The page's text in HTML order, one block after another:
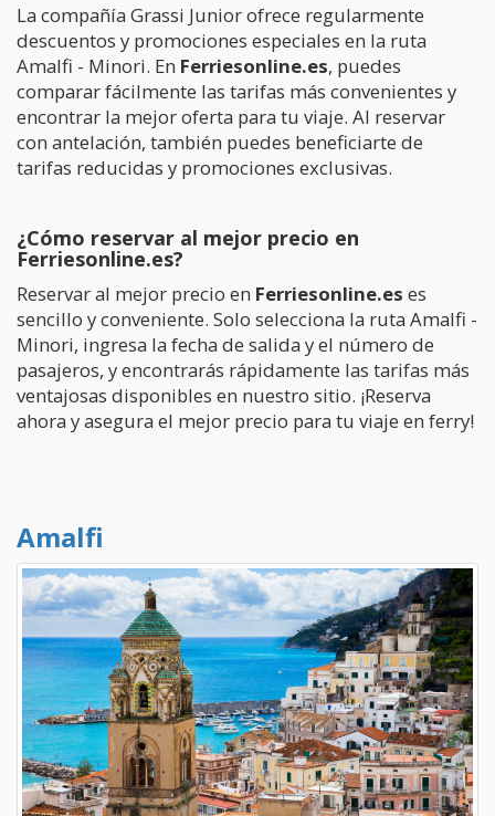
La compañía Grassi Junior ofrece regularmente
descuentos y promociones especiales en la ruta
Amalfi - Minori. En Ferriesonline.es, puedes
comparar fácilmente las tarifas más convenientes y
encontrar la mejor oferta para tu viaje. Al reservar
con antelación, también puedes beneficiarte de
tarifas reducidas y promociones exclusivas.
¿Cómo reservar al mejor precio en
Ferriesonline.es?
Reservar al mejor precio en Ferriesonline.es es
sencillo y conveniente. Solo selecciona la ruta Amalfi -
Minori, ingresa la fecha de salida y el número de
pasajeros, y encontrarás rápidamente las tarifas más
ventajosas disponibles en nuestro sitio. ¡Reserva
ahora y asegura el mejor precio para tu viaje en ferry!
Amalfi